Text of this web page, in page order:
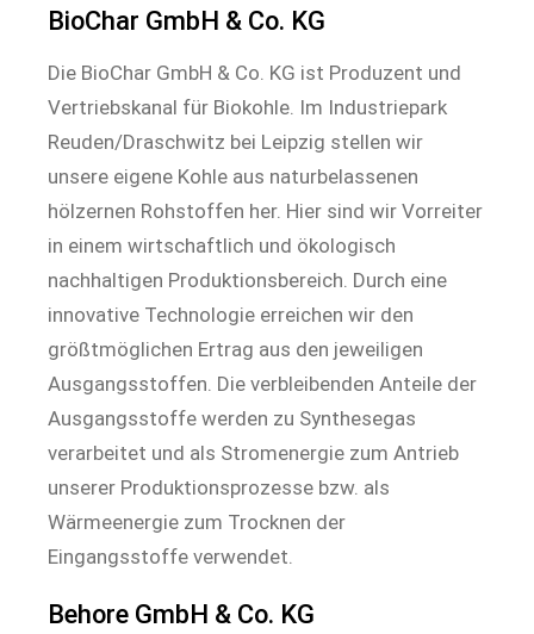
BioChar GmbH & Co. KG
Die BioChar GmbH & Co. KG ist Produzent und
Vertriebskanal für Biokohle. Im Industriepark
Reuden/Draschwitz bei Leipzig stellen wir
unsere eigene Kohle aus naturbelassenen
hölzernen Rohstoffen her. Hier sind wir Vorreiter
in einem wirtschaftlich und ökologisch
nachhaltigen Produktionsbereich. Durch eine
innovative Technologie erreichen wir den
größtmöglichen Ertrag aus den jeweiligen
Ausgangsstoffen. Die verbleibenden Anteile der
Ausgangsstoffe werden zu Synthesegas
verarbeitet und als Stromenergie zum Antrieb
unserer Produktionsprozesse bzw. als
Wärmeenergie zum Trocknen der
Eingangsstoffe verwendet.
Behore GmbH & Co. KG